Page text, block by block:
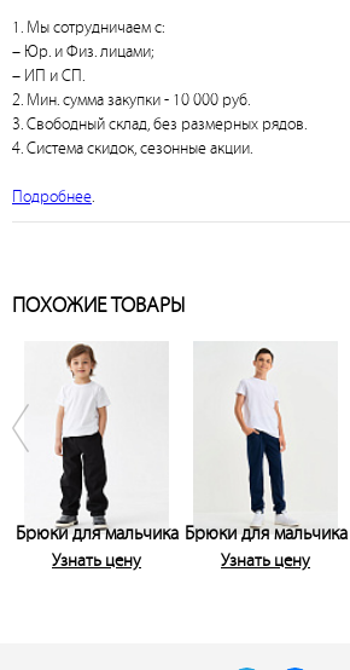
1. Мы сотрудничаем с:
– Юр. и Физ. лицами;
– ИП и СП.
2. Мин. сумма закупки - 10 000 руб.
3. Свободный склад, без размерных рядов.
4. Система скидок, сезонные акции.
Подробнее.
ПОХОЖИЕ ТОВАРЫ
Брюки для мальчика
Узнать цену
Брюки для мальчика
Узнать цену